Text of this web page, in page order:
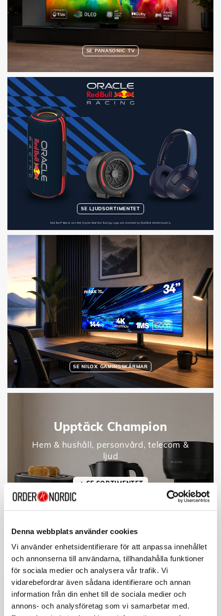
Denna webbplats använder cookies
Vi använder enhetsidentifierare för att anpassa innehållet
och annonserna till användarna, tillhandahålla funktioner
för sociala medier och analysera vår trafik. Vi
vidarebefordrar även sådana identifierare och annan
information från din enhet till de sociala medier och
annons- och analysföretag som vi samarbetar med.
SE PANASONIC TV
SE LJUDSORTIMENTET
SE NILOX GAMINGSKÄRMAR
Upptäck Champion
Hem & hushåll, personvård, telecom &
ljud
SE SORTIMENTET